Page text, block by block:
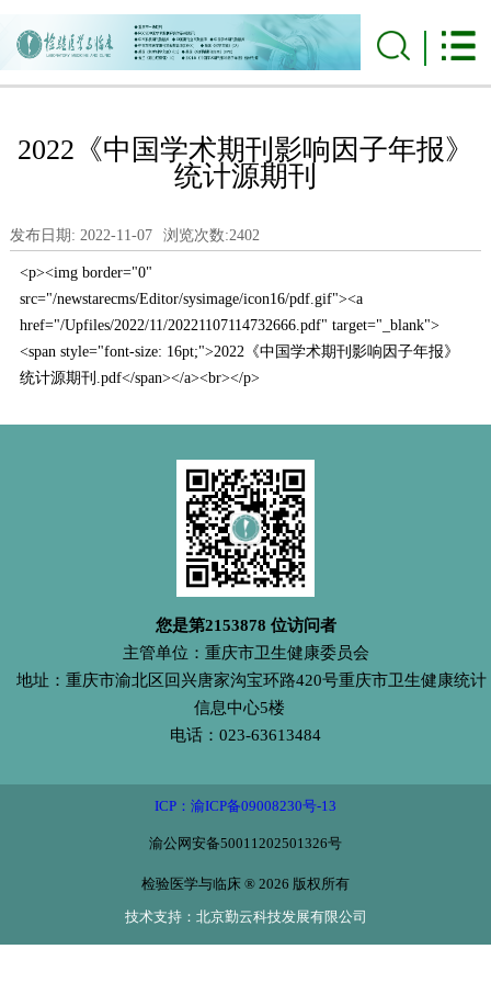
2022《中国学术期刊影响因子年报》
统计源期刊
发布日期: 2022-11-07 浏览次数:2402
<p><img border="0"
src="/newstarecms/Editor/sysimage/icon16/pdf.gif"><a
href="/Upfiles/2022/11/20221107114732666.pdf" target="_blank">
<span style="font-size: 16pt;">2022《中国学术期刊影响因子年报》
统计源期刊.pdf</span></a><br></p>
您是第2153878 位访问者
主管单位：重庆市卫生健康委员会
地址：重庆市渝北区回兴唐家沟宝环路420号重庆市卫生健康统计
信息中心5楼
电话：023-63613484
ICP：渝ICP备09008230号-13
渝公网安备50011202501326号
检验医学与临床 ® 2026 版权所有
技术支持：北京勤云科技发展有限公司